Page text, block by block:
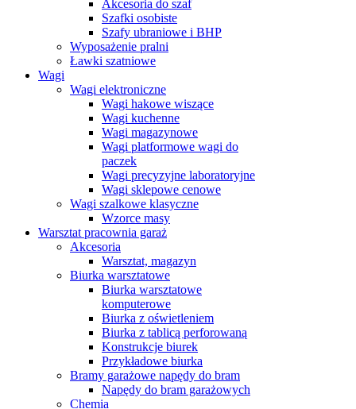
Akcesoria do szaf
Szafki osobiste
Szafy ubraniowe i BHP
Wyposażenie pralni
Ławki szatniowe
Wagi
Wagi elektroniczne
Wagi hakowe wiszące
Wagi kuchenne
Wagi magazynowe
Wagi platformowe wagi do
paczek
Wagi precyzyjne laboratoryjne
Wagi sklepowe cenowe
Wagi szalkowe klasyczne
Wzorce masy
Warsztat pracownia garaż
Akcesoria
Warsztat, magazyn
Biurka warsztatowe
Biurka warsztatowe
komputerowe
Biurka z oświetleniem
Biurka z tablicą perforowaną
Konstrukcje biurek
Przykładowe biurka
Bramy garażowe napędy do bram
Napędy do bram garażowych
Chemia